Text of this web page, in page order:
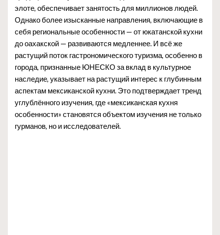
элоте, обеспечивает занятость для миллионов людей.
Однако более изысканные направления, включающие в
себя региональные особенности — от юкатанской кухни
до оахакской — развиваются медленнее. И всё же
растущий поток гастрономического туризма, особенно в
города, признанные ЮНЕСКО за вклад в культурное
наследие, указывает на растущий интерес к глубинным
аспектам мексиканской кухни. Это подтверждает тренд
углублённого изучения, где «мексиканская кухня
особенности» становятся объектом изучения не только
гурманов, но и исследователей.